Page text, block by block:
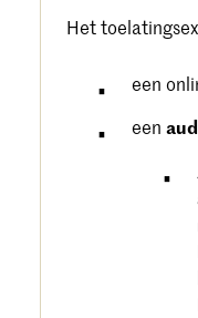
Het
een
een